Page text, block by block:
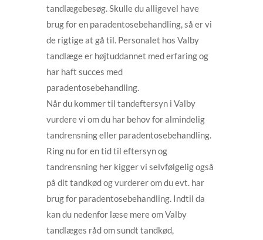
tandlægebesøg. Skulle du alligevel have
brug for en paradentosebehandling, så er vi
de rigtige at gå til. Personalet hos Valby
tandlæge er højtuddannet med erfaring og
har haft succes med
paradentosebehandling.
Når du kommer til tandeftersyn i Valby
vurdere vi om du har behov for almindelig
tandrensning eller paradentosebehandling.
Ring nu for en tid til eftersyn og
tandrensning her kigger vi selvfølgelig også
på dit tandkød og vurderer om du evt. har
brug for paradentosebehandling. Indtil da
kan du nedenfor læse mere om Valby
tandlæges råd om sundt tandkød,